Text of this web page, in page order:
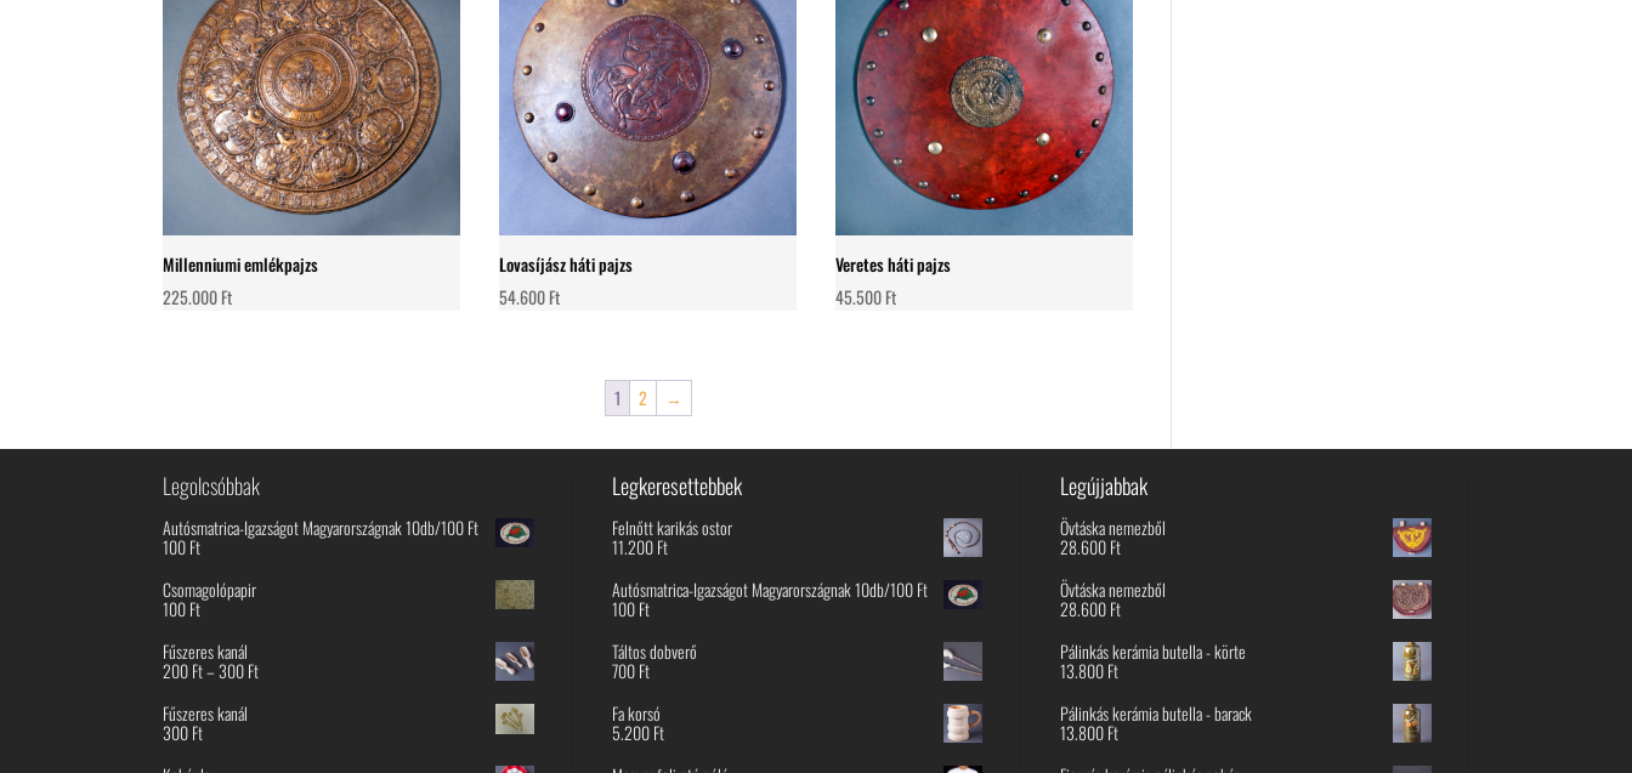
Millenniumi emlékpajzs
225.000Ft
Lovasíjász háti pajzs
54.600Ft
Veretes háti pajzs
45.500Ft
1 2 →
Legolcsóbbak
Autósmatrica-Igazságot Magyarországnak 10db/100 Ft
100Ft
Csomagolópapir
100Ft
Fűszeres kanál
200Ft– 300FtÁrtartomány:
Fűszeres kanál
300Ft
Legkeresettebbek
Felnőtt karikás ostor
11.200Ft
Autósmatrica-Igazságot Magyarországnak 10db/100 Ft
100Ft
Táltos dobverő
700Ft
Fa korsó
5.200Ft
Legújjabbak
Övtáska nemezből
28.600Ft
Övtáska nemezből
28.600Ft
Pálinkás kerámia butella - körte
13.800Ft
Pálinkás kerámia butella - barack
13.800Ft